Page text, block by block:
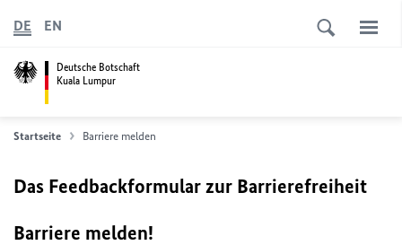
Deutsche Botschaft
Kuala Lumpur
DE EN
Startseite Barriere melden
Das Feedbackformular zur Barrierefreiheit
Barriere melden!